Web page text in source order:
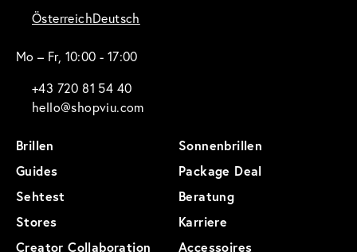
ÖsterreichDeutsch
Mo – Fr, 10:00 - 17:00
+43 720 81 54 40
hello@shopviu.com
Brillen
Sonnenbrillen
Guides
Package Deal
Sehtest
Beratung
Stores
Karriere
Creator Collaboration
Accessoires